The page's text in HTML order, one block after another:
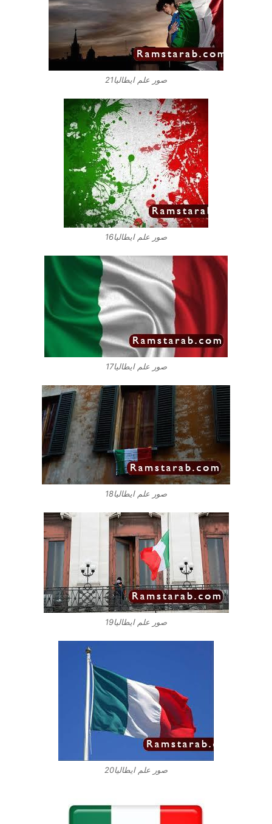
صور علم ايطاليا21
صور علم ايطاليا16
صور علم ايطاليا17
صور علم ايطاليا18
صور علم ايطاليا19
صور علم ايطاليا20